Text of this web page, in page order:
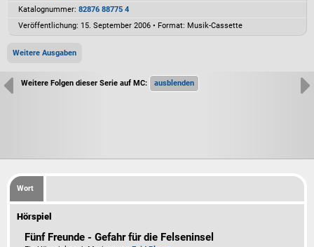
Katalognummer: 82876 88775 4
Veröffentlichung: 15. September 2006 • Format: Musik-Cassette
Weitere Ausgaben
Weitere Folgen dieser Serie auf MC:
Wort
Hörspiel
Fünf Freunde - Gefahr für die Felseninsel